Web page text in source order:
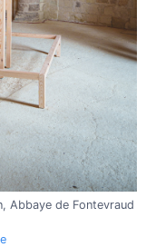
Abbaye de Fontevraud